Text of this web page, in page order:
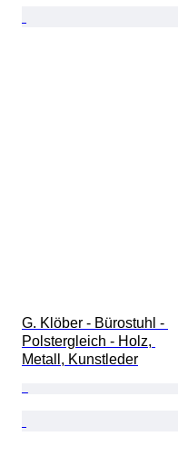
G. Klöber - Bürostuhl -
Polstergleich - Holz,
Metall, Kunstleder